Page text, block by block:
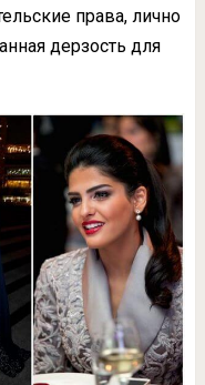
права, лично
дерзость для